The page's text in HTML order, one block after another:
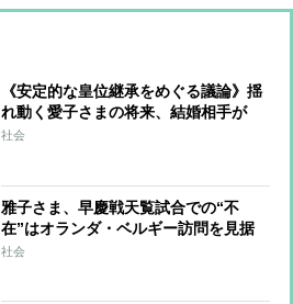
《安定的な皇位継承をめぐる議論》揺
れ動く愛子さまの将来、結婚相手が
「皇族の配偶者である一般人」という
社会
雅子さま、早慶戦天覧試合での“不
在”はオランダ・ベルギー訪問を見据
えたものか 両国とも3日ずつのゆっ
社会